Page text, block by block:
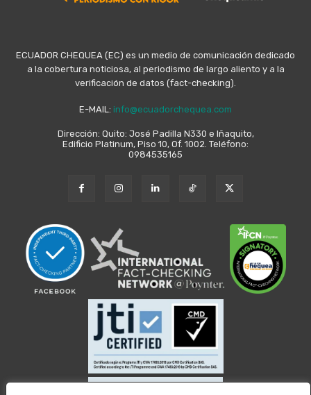
ECUADOR CHEQUEA (EC) es un medio de comunicación dedicado
a la cobertura noticiosa, al periodismo de largo aliento y a la
verificación de datos (fact-checking).
E-MAIL: info@ecuadorchequea.com
Dirección: Quito: José Padilla N330 e Iñaquito,
Edificio Platinum, Piso 10, Of. 1002. Teléfono:
0984535165